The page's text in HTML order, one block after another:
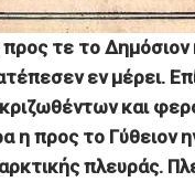
τε το
εν μέρει.
και
η προς το Γύθειον
πλευράς.